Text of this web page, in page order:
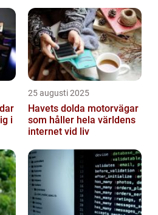
i
25 augusti 2025
Havets dolda motorvägar
som håller hela världens
internet vid liv